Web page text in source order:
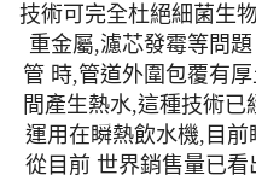
技術可完全杜絕細菌生
重金屬,濾芯發霉等問
管 時,管道外圍包覆有
間產生熱水,這種技術已
運用在瞬熱飲水機,目
從目前 世界銷售量已